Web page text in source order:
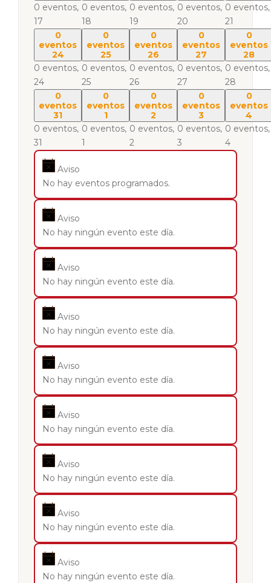
0 eventos,
17
0 eventos,
18
0 eventos,
19
0 eventos,
20
0 eventos,
21
0
eventos
24
0 eventos,
24
0
eventos
25
0 eventos,
25
0
eventos
26
0 eventos,
26
0
eventos
27
0 eventos,
27
0
eventos
28
0 eventos,
28
0
eventos
31
0 eventos,
31
0
eventos
1
0 eventos,
1
0
eventos
2
0 eventos,
2
0
eventos
3
0 eventos,
3
0
eventos
4
0 eventos,
4
Aviso
No hay eventos programados.
Aviso
No hay ningún evento este día.
Aviso
No hay ningún evento este día.
Aviso
No hay ningún evento este día.
Aviso
No hay ningún evento este día.
Aviso
No hay ningún evento este día.
Aviso
No hay ningún evento este día.
Aviso
No hay ningún evento este día.
Aviso
No hay ningún evento este día.